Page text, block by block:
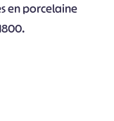
en porcelaine